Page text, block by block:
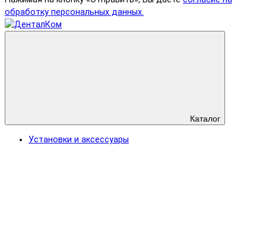
обработку персональных данных.
Каталог
Установки и аксессуары